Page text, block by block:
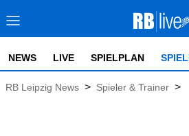
NEWS LIVE SPIELPLAN
RB Leipzig News > Spieler & Trainer >